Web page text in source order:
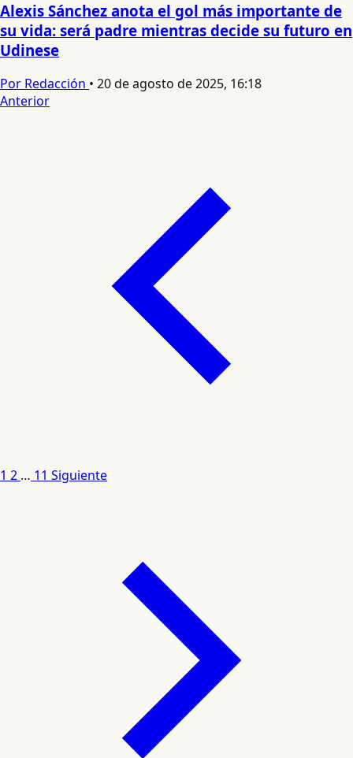
Alexis Sánchez anota el gol más importante de
su vida: será padre mientras decide su futuro en
Udinese
Por Redacción • 20 de agosto de 2025, 16:18
Anterior
1 2 … 11 Siguiente